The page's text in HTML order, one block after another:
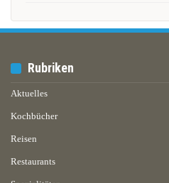
Rubriken
Aktuelles
Kochbücher
Reisen
Restaurants